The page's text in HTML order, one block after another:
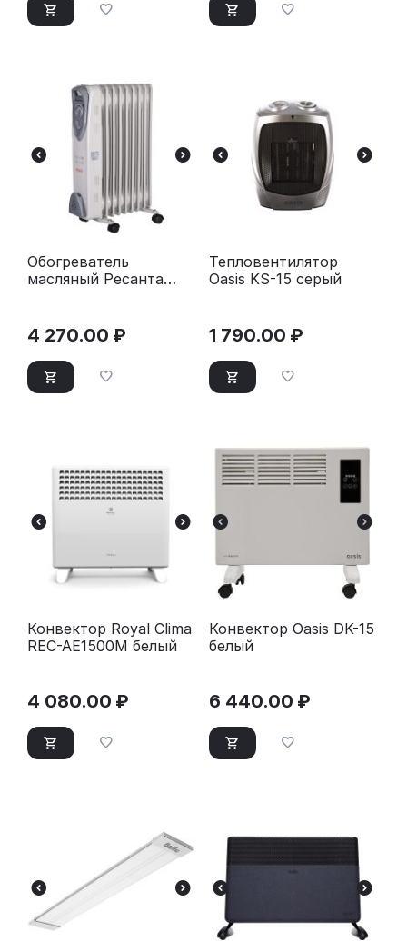
Обогреватель
масляный Ресанта
4 270.00 ₽
Тепловентилятор
Oasis KS-15 серый
1 790.00 ₽
Конвектор Royal Clima
REC-AE1500M белый
4 080.00 ₽
Конвектор Oasis DK-15
белый
6 440.00 ₽